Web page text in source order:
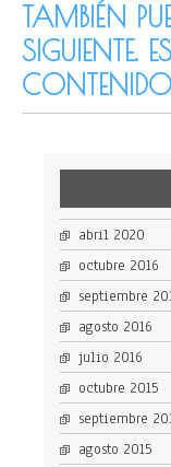
TAMBIÉN
SIGUIENTE.
abril 2020
octubre 2016
septiembre
agosto 2016
julio 2016
octubre 2015
septiembre
agosto 2015